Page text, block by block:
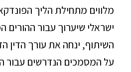
מלווים מתחילת הליך
ישראלי שיערוך עבור ההורים
השיתוף, ינחה את עורך הדין
על המסמכים הנדרשים עבור